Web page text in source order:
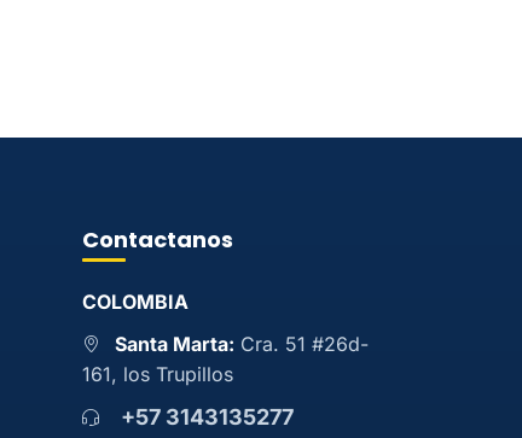
Contactanos
COLOMBIA
Santa Marta: Cra. 51 #26d-
161, los Trupillos
+57 3143135277